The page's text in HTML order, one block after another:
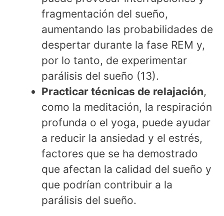
fragmentación del sueño,
aumentando las probabilidades de
despertar durante la fase REM y,
por lo tanto, de experimentar
parálisis del sueño (13).
Practicar técnicas de relajación,
como la meditación, la respiración
profunda o el yoga, puede ayudar
a reducir la ansiedad y el estrés,
factores que se ha demostrado
que afectan la calidad del sueño y
que podrían contribuir a la
parálisis del sueño.